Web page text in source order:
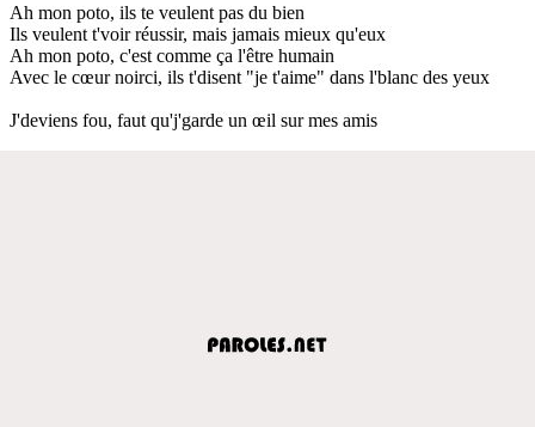
Ah mon poto, ils te veulent pas du bien
Ils veulent t'voir réussir, mais jamais mieux qu'eux
Ah mon poto, c'est comme ça l'être humain
Avec le cœur noirci, ils t'disent "je t'aime" dans l'blanc des yeux
J'deviens fou, faut qu'j'garde un œil sur mes amis